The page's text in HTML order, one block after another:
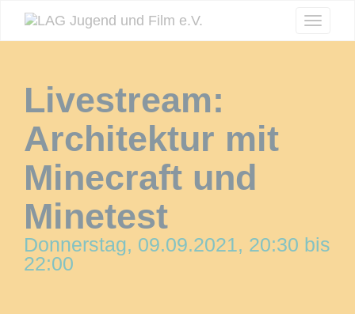
ein-/
Livestream:
Architektur mit
Minecraft und
Minetest
Donnerstag, 09.09.2021, 20:30 bis
22:00